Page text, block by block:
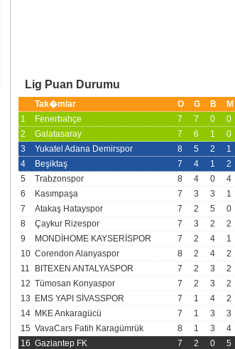
Lig Puan Durumu
Tak�mlar O G B M
1
Fenerbahçe 7 7 0 0
2
Galatasaray 7 6 1 0
3
Yukatel Adana Demirspor 8 5 2 1
4
Beşiktaş 7 4 1 2
5
Trabzonspor 8 4 0 4
6
Kasımpaşa 7 3 3 1
7
Atakaş Hatayspor 7 2 5 0
8
Çaykur Rizespor 7 3 2 2
9
MONDİHOME KAYSERİSPOR 7 2 4 1
10 Corendon Alanyaspor 8 2 4 2
11
BITEXEN ANTALYASPOR 7 2 3 2
12 Tümosan Konyaspor 7 2 3 2
13
EMS YAPI SİVASSPOR 7 1 4 2
14 MKE Ankaragücü 7 1 3 3
15 VavaCars Fatih Karagümrük 8 1 3 4
16 Gaziantep FK 7 2 0 5